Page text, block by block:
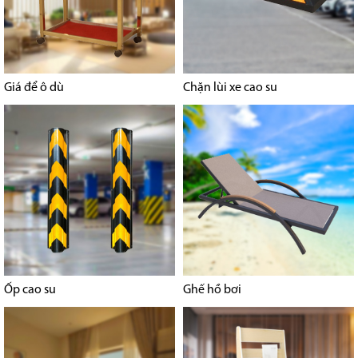
Giá để ô dù Chặn lùi xe cao su
Ốp cao su Ghế hồ bơi